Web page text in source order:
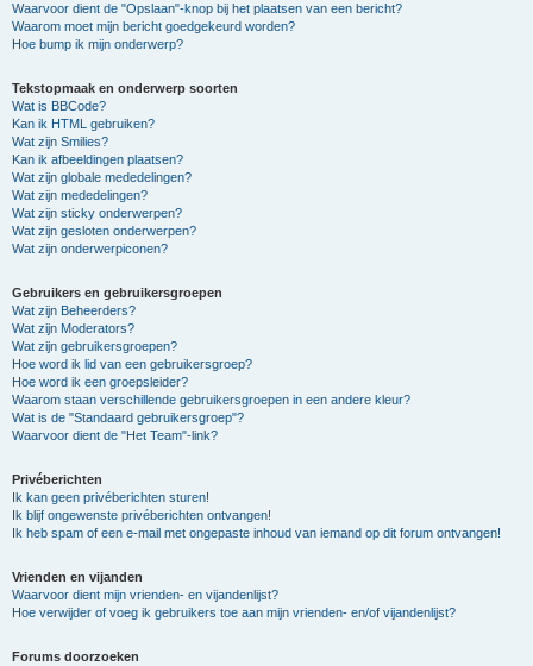
Waarvoor dient de "Opslaan"-knop bij het plaatsen van een bericht?
Waarom moet mijn bericht goedgekeurd worden?
Hoe bump ik mijn onderwerp?
Tekstopmaak en onderwerp soorten
Wat is BBCode?
Kan ik HTML gebruiken?
Wat zijn Smilies?
Kan ik afbeeldingen plaatsen?
Wat zijn globale mededelingen?
Wat zijn mededelingen?
Wat zijn sticky onderwerpen?
Wat zijn gesloten onderwerpen?
Wat zijn onderwerpiconen?
Gebruikers en gebruikersgroepen
Wat zijn Beheerders?
Wat zijn Moderators?
Wat zijn gebruikersgroepen?
Hoe word ik lid van een gebruikersgroep?
Hoe word ik een groepsleider?
Waarom staan verschillende gebruikersgroepen in een andere kleur?
Wat is de "Standaard gebruikersgroep"?
Waarvoor dient de "Het Team"-link?
Privéberichten
Ik kan geen privéberichten sturen!
Ik blijf ongewenste privéberichten ontvangen!
Ik heb spam of een e-mail met ongepaste inhoud van iemand op dit forum ontvangen!
Vrienden en vijanden
Waarvoor dient mijn vrienden- en vijandenlijst?
Hoe verwijder of voeg ik gebruikers toe aan mijn vrienden- en/of vijandenlijst?
Forums doorzoeken